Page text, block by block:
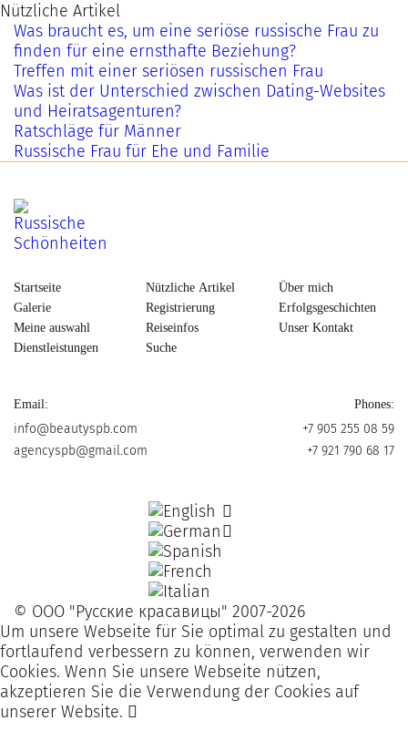
Nützliche Artikel
Was braucht es, um eine seriöse russische Frau zu
finden für eine ernsthafte Beziehung?
Treffen mit einer seriösen russischen Frau
Was ist der Unterschied zwischen Dating-Websites
und Heiratsagenturen?
Ratschläge für Männer
Russische Frau für Ehe und Familie
Startseite
Galerie
Meine auswahl
Dienstleistungen
Nützliche Artikel
Registrierung
Reiseinfos
Suche
Über mich
Erfolgsgeschichten
Unser Kontakt
Email:
info@beautyspb.com
agencyspb@gmail.com
Phones:
+7 905 255 08 59
+7 921 790 68 17
© OOO "Русские красавицы" 2007-2026
Um unsere Webseite für Sie optimal zu gestalten und
fortlaufend verbessern zu können, verwenden wir
Cookies. Wenn Sie unsere Webseite nützen,
akzeptieren Sie die Verwendung der Cookies auf
unserer Website.